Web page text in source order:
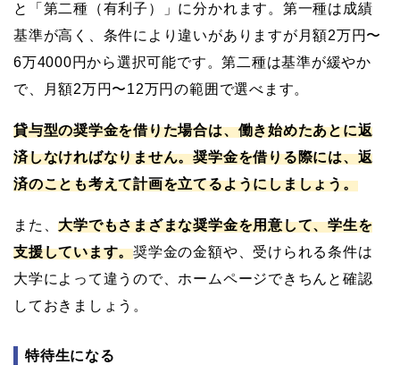
と「第二種（有利子）」に分かれます。第一種は成績
基準が高く、条件により違いがありますが月額2万円〜
6万4000円から選択可能です。第二種は基準が緩やか
で、月額2万円〜12万円の範囲で選べます。
貸与型の奨学金を借りた場合は、働き始めたあとに返
済しなければなりません。奨学金を借りる際には、返
済のことも考えて計画を立てるようにしましょう。
また、大学でもさまざまな奨学金を用意して、学生を
支援しています。奨学金の金額や、受けられる条件は
大学によって違うので、ホームページできちんと確認
しておきましょう。
特待生になる